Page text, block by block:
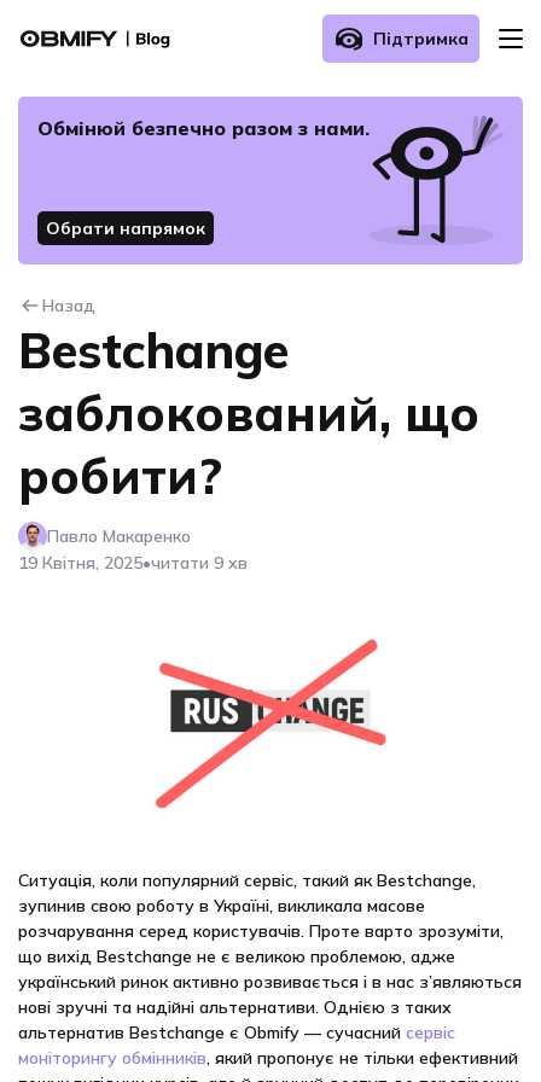
Підтримка
Поширені запитання
Обмінюй безпечнo разом з нами.
Обрати напрямок
Назад
Bestchange
заблокований, що
робити?
Павло Макаренко
19 Квітня, 2025•читати 9 хв
Ситуація, коли популярний сервіс, такий як Bestchange,
зупинив свою роботу в Україні, викликала масове
розчарування серед користувачів. Проте варто зрозуміти,
що вихід Bestchange не є великою проблемою, адже
український ринок активно розвивається і в нас з’являються
нові зручні та надійні альтернативи. Однією з таких
альтернатив Bestchange є Obmify — сучасний сервіс
моніторингу обмінників , який пропонує не тільки ефективний